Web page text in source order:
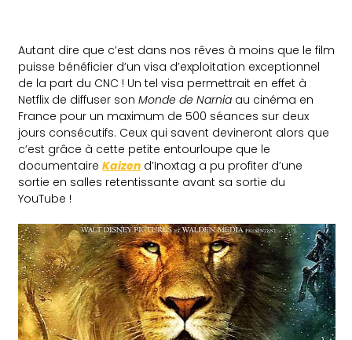
Autant dire que c’est dans nos rêves à moins que le film
puisse bénéficier d’un visa d’exploitation exceptionnel
de la part du CNC ! Un tel visa permettrait en effet à
Netflix de diffuser sonMonde de Narnia au cinéma en
France pour un maximum de 500 séances sur deux
jours consécutifs. Ceux qui savent devineront alors que
c’est grâce à cette petite entourloupe que le
documentaireKaizen d’Inoxtag a pu profiter d’une
sortie en salles retentissante avant sa sortie du
YouTube !